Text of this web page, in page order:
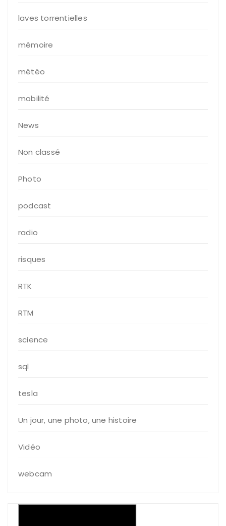
laves torrentielles
mémoire
météo
mobilité
News
Non classé
Photo
podcast
radio
risques
RTK
RTM
science
sql
tesla
Un jour, une photo, une histoire
Vidéo
webcam